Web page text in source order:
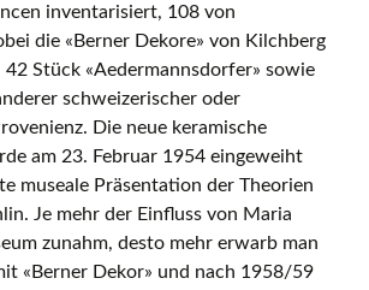
inventarisiert, 108 von
die «Berner Dekore» von Kilchberg
42 Stück «Aedermannsdorfer» sowie
schweizerischer oder
Die neue keramische
am 23. Februar 1954 eingeweiht
museale Präsentation der Theorien
Je mehr der Einfluss von Maria
zunahm, desto mehr erwarb man
«Berner Dekor» und nach 1958/59